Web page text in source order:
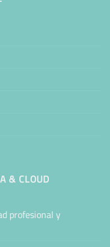
& CLOUD
profesional y